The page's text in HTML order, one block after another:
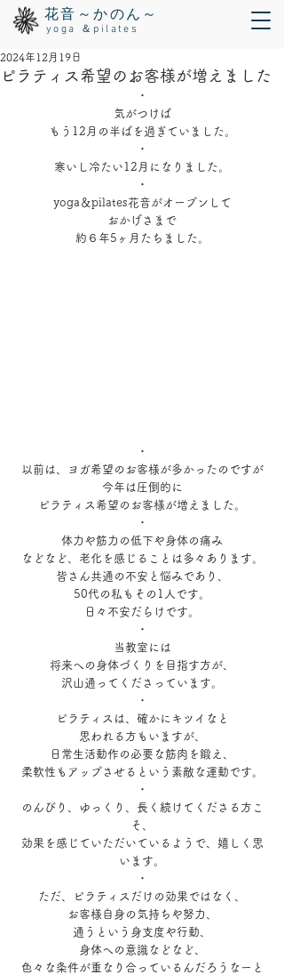
花音～かのん～
yoga ＆pilates
ピラティス希望のお客様が増えました
2024年12月19日
・
気がつけば
もう12月の半ばを過ぎていました。
・
寒いし冷たい12月になりました。
・
yoga＆pilates花音がオープンして
おかげさまで
約６年5ヶ月たちました。
・
以前は、ヨガ希望のお客様が多かったのですが
今年は圧倒的に
ピラティス希望のお客様が増えました。
・
体力や筋力の低下や身体の痛み
などなど、老化を感じることは多々あります。
皆さん共通の不安と悩みであり、
50代の私もその1人です。
日々不安だらけです。
・
当教室には
将来への身体づくりを目指す方が、
沢山通ってくださっています。
・
ピラティスは、確かにキツイなと
思われる方もいますが、
日常生活動作の必要な筋肉を鍛え、
柔軟性もアップさせるという素敵な運動です。
・
のんびり、ゆっくり、長く続けてくださる方こ
そ、
効果を感じていただいているようで、嬉しく思
います。
・
ただ、ピラティスだけの効果ではなく、
お客様自身の気持ちや努力、
通うという身支度や行動、
身体への意識などなど、
色々な条件が重なり合っているんだろうなーと